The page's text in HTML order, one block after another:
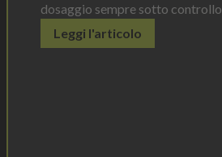
dosaggio sempre sotto controllo
Leggi l'articolo